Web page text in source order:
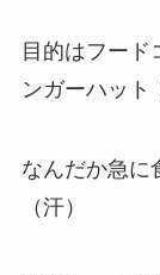
目的はフード
ンガーハット
なんだか急に
（汗）